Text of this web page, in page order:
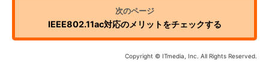
IEEE802.11ac対応のメリットをチェックする
Copyright © ITmedia, Inc. All Rights Reserved.